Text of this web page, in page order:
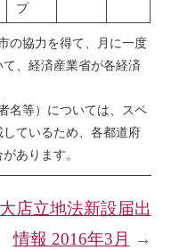
プ
の協力を得て、月に一度
、経済産業省が各経済
名等）については、スペ
ているため、各都道府
あります。
大店立地法新設届出
情報 2016年3月
→